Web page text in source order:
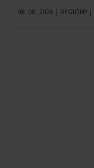
08. 08. 2026 | REGIÓNY |